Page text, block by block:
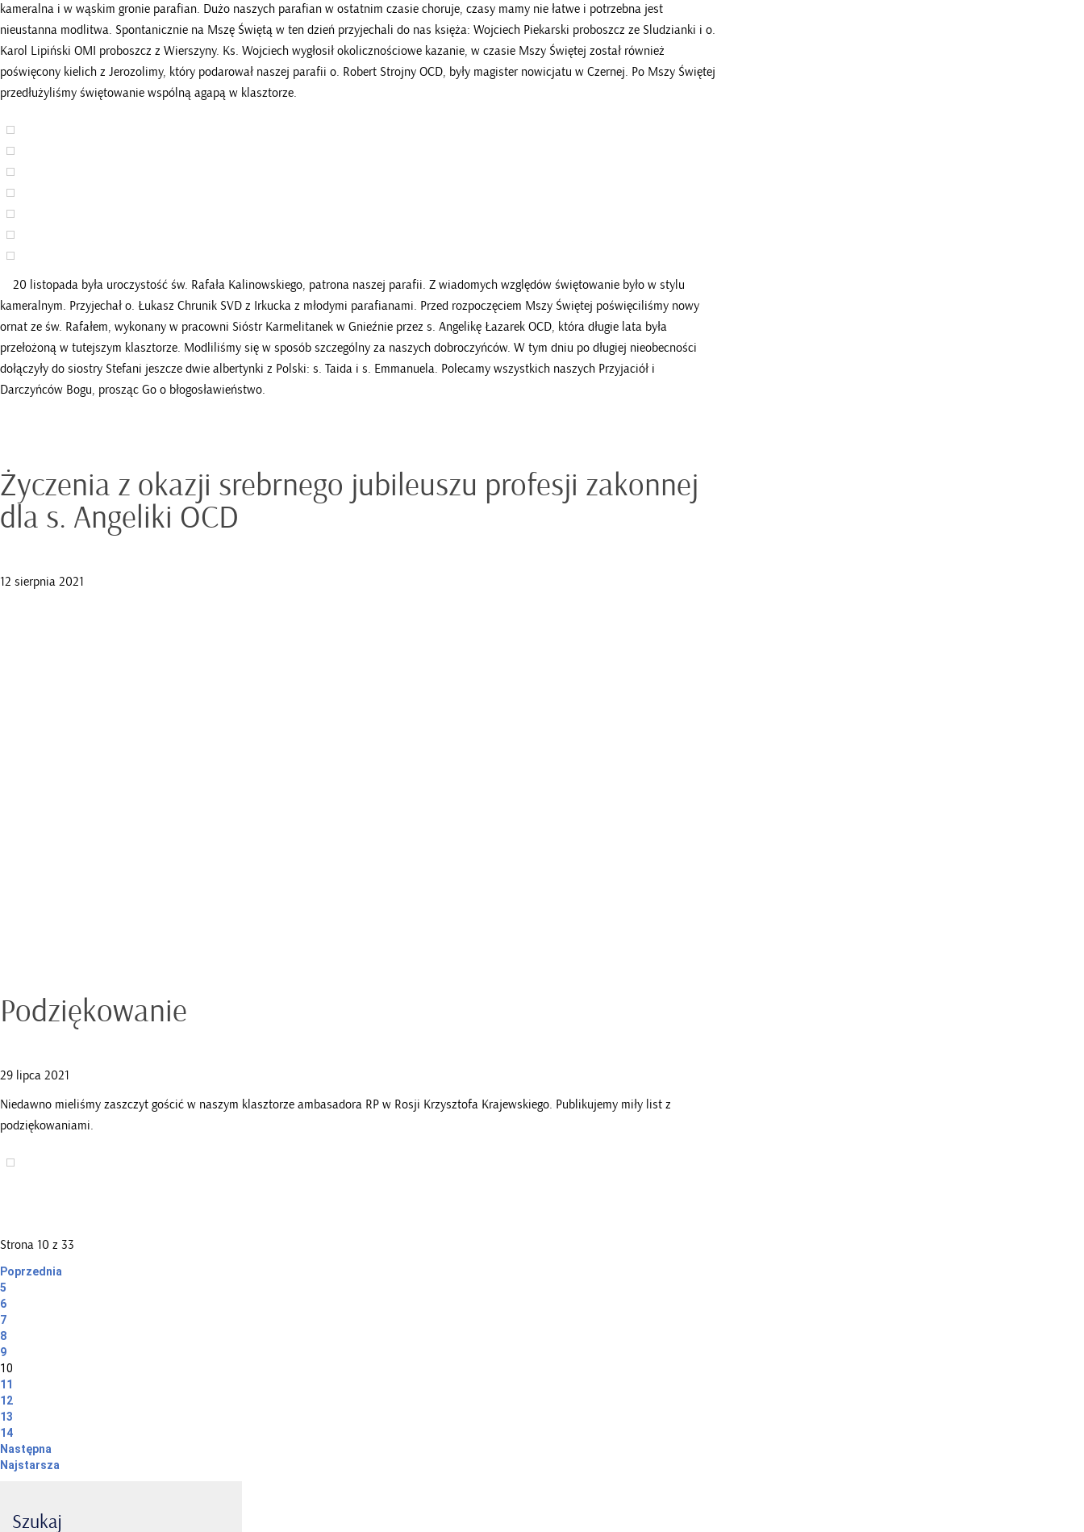
kameralna i w wąskim gronie parafian. Dużo naszych parafian w ostatnim czasie choruje, czasy mamy nie łatwe i potrzebna jest
nieustanna modlitwa. Spontanicznie na Mszę Świętą w ten dzień przyjechali do nas księża: Wojciech Piekarski proboszcz ze Sludzianki i o.
Karol Lipiński OMI proboszcz z Wierszyny. Ks. Wojciech wygłosił okolicznościowe kazanie, w czasie Mszy Świętej został również
poświęcony kielich z Jerozolimy, który podarował naszej parafii o. Robert Strojny OCD, były magister nowicjatu w Czernej. Po Mszy Świętej
przedłużyliśmy świętowanie wspólną agapą w klasztorze.
20 listopada była uroczystość św. Rafała Kalinowskiego, patrona naszej parafii. Z wiadomych względów świętowanie było w stylu
kameralnym. Przyjechał o. Łukasz Chrunik SVD z Irkucka z młodymi parafianami. Przed rozpoczęciem Mszy Świętej poświęciliśmy nowy
ornat ze św. Rafałem, wykonany w pracowni Sióstr Karmelitanek w Gnieźnie przez s. Angelikę Łazarek OCD, która długie lata była
przełożoną w tutejszym klasztorze. Modliliśmy się w sposób szczególny za naszych dobroczyńców. W tym dniu po długiej nieobecności
dołączyły do siostry Stefani jeszcze dwie albertynki z Polski: s. Taida i s. Emmanuela. Polecamy wszystkich naszych Przyjaciół i
Darczyńców Bogu, prosząc Go o błogosławieństwo.
Życzenia z okazji srebrnego jubileuszu profesji zakonnej
dla s. Angeliki OCD
12 sierpnia 2021
Podziękowanie
29 lipca 2021
Niedawno mieliśmy zaszczyt gościć w naszym klasztorze ambasadora RP w Rosji Krzysztofa Krajewskiego. Publikujemy miły list z
podziękowaniami.
Strona 10 z 33
Poprzednia
5
6
7
8
9
10
11
12
13
14
Następna
Najstarsza
Szukaj